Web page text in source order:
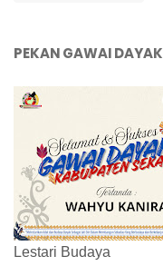
PEKAN GAWAI
Lestari Budaya